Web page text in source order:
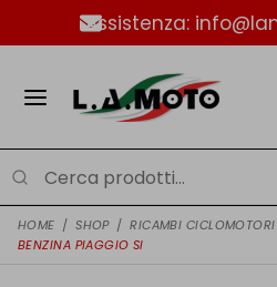
Assistenza:
HOME / SHOP / RICAMBI CICLOMOTORI
BENZINA PIAGGIO SI